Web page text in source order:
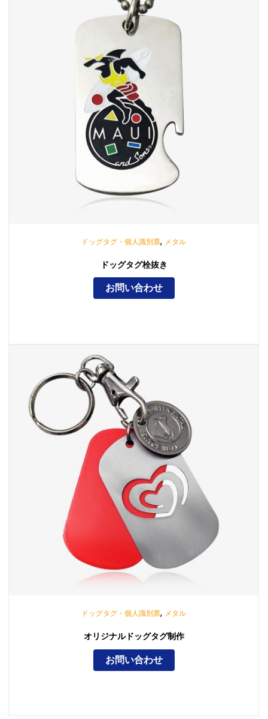
ドッグタグ・個人識別票, メタル
ドッグタグ栓抜き
お問い合わせ
ドッグタグ・個人識別票, メタル
オリジナルドッグタグ制作
お問い合わせ